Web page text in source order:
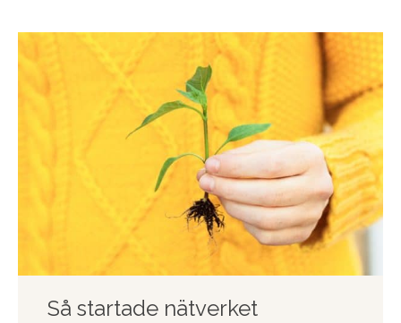
Så startade nätverket